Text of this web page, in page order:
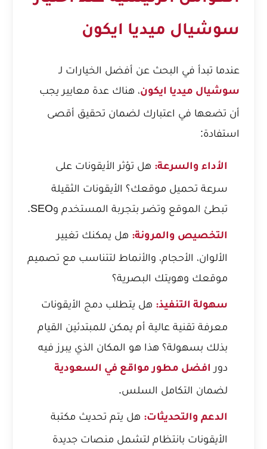
سوشيال ميديا ايكون
عندما تبدأ في البحث عن أفضل الخيارات لـ
سوشيال ميديا ايكون، هناك عدة معايير يجب
أن تضعها في اعتبارك لضمان تحقيق أقصى
استفادة:
الأداء والسرعة: هل تؤثر الأيقونات على
سرعة تحميل موقعك؟ الأيقونات الثقيلة
تبطئ الموقع وتضر بتجربة المستخدم وSEO.
التخصيص والمرونة: هل يمكنك تغيير
الألوان، الأحجام، والأنماط لتتناسب مع تصميم
موقعك وهويتك البصرية؟
سهولة التنفيذ: هل يتطلب دمج الأيقونات
معرفة تقنية عالية أم يمكن للمبتدئين القيام
بذلك بسهولة؟ هذا هو المكان الذي يبرز فيه
دور افضل مطور مواقع في السعودية
لضمان التكامل السلس.
الدعم والتحديثات: هل يتم تحديث مكتبة
الأيقونات بانتظام لتشمل منصات جديدة